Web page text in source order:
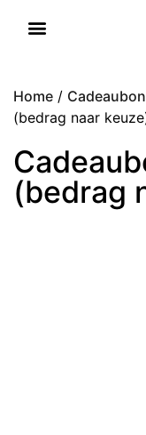
Home /
(bedrag naar
(bedrag